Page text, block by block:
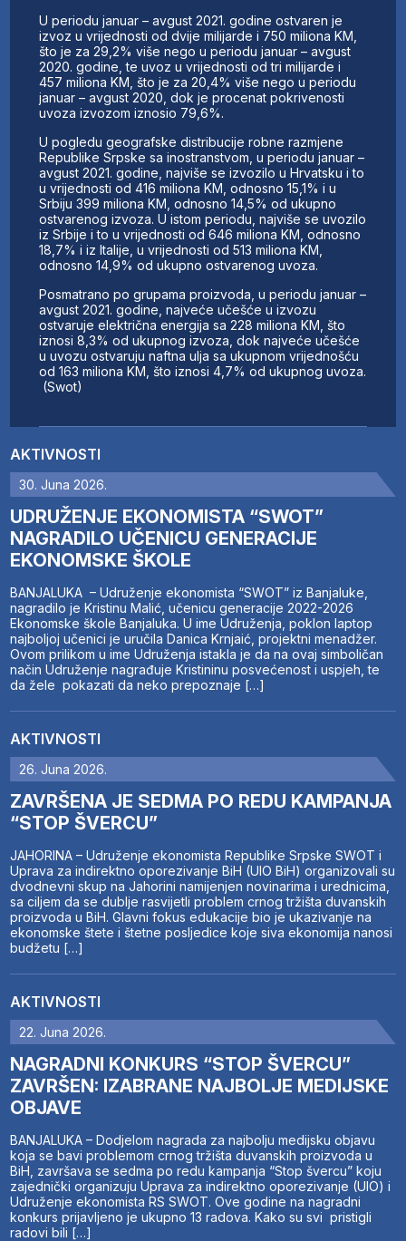
AKTIVNOSTI
30. Juna 2026.
UDRUŽENJE EKONOMISTA “SWOT”
NAGRADILO UČENICU GENERACIJE
EKONOMSKE ŠKOLE
BANJALUKA – Udruženje ekonomista “SWOT” iz Banjaluke,
nagradilo je Kristinu Malić, učenicu generacije 2022-2026
Ekonomske škole Banjaluka. U ime Udruženja, poklon laptop
najboljoj učenici je uručila Danica Krnjaić, projektni menadžer.
Ovom prilikom u ime Udruženja istakla je da na ovaj simboličan
način Udruženje nagrađuje Kristininu posvećenost i uspjeh, te
da žele pokazati da neko prepoznaje […]
AKTIVNOSTI
26. Juna 2026.
ZAVRŠENA JE SEDMA PO REDU KAMPANJA
“STOP ŠVERCU”
JAHORINA – Udruženje ekonomista Republike Srpske SWOT i
Uprava za indirektno oporezivanje BiH (UIO BiH) organizovali su
dvodnevni skup na Jahorini namijenjen novinarima i urednicima,
sa ciljem da se dublje rasvijetli problem crnog tržišta duvanskih
proizvoda u BiH. Glavni fokus edukacije bio je ukazivanje na
ekonomske štete i štetne posljedice koje siva ekonomija nanosi
budžetu […]
AKTIVNOSTI
22. Juna 2026.
NAGRADNI KONKURS “STOP ŠVERCU”
ZAVRŠEN: IZABRANE NAJBOLJE MEDIJSKE
OBJAVE
BANJALUKA – Dodjelom nagrada za najbolju medijsku objavu
koja se bavi problemom crnog tržišta duvanskih proizvoda u
BiH, završava se sedma po redu kampanja “Stop švercu” koju
zajednički organizuju Uprava za indirektno oporezivanje (UIO) i
Udruženje ekonomista RS SWOT. Ove godine na nagradni
konkurs prijavljeno je ukupno 13 radova. Kako su svi pristigli
radovi bili […]
U periodu januar – avgust 2021. godine ostvaren je
izvoz u vrijednosti od dvije milijarde i 750 miliona KM,
što je za 29,2% više nego u periodu januar – avgust
2020. godine, te uvoz u vrijednosti od tri milijarde i
457 miliona KM, što je za 20,4% više nego u periodu
januar – avgust 2020, dok je procenat pokrivenosti
uvoza izvozom iznosio 79,6%.
U pogledu geografske distribucije robne razmjene
Republike Srpske sa inostranstvom, u periodu januar –
avgust 2021. godine, najviše se izvozilo u Hrvatsku i to
u vrijednosti od 416 miliona KM, odnosno 15,1% i u
Srbiju 399 miliona KM, odnosno 14,5% od ukupno
ostvarenog izvoza. U istom periodu, najviše se uvozilo
iz Srbije i to u vrijednosti od 646 miliona KM, odnosno
18,7% i iz Italije, u vrijednosti od 513 miliona KM,
odnosno 14,9% od ukupno ostvarenog uvoza.
Posmatrano po grupama proizvoda, u periodu januar –
avgust 2021. godine, najveće učešće u izvozu
ostvaruje električna energija sa 228 miliona KM, što
iznosi 8,3% od ukupnog izvoza, dok najveće učešće
u uvozu ostvaruju naftna ulja sa ukupnom vrijednošću
od 163 miliona KM, što iznosi 4,7% od ukupnog uvoza.
(Swot)